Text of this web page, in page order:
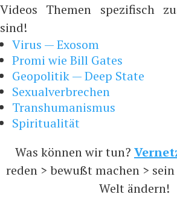
Videos Themen spezifisch
sind!
Virus — Exosom
Promi wie Bill Gates
Geopolitik — Deep State
Sexualverbrechen
Transhumanismus
Spiritualität
Was können wir tun?
reden > bewußt machen >
Welt ändern!